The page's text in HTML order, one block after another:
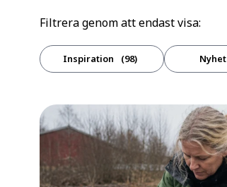
Filtrera genom att endast visa:
Inspiration 98 Nyhet